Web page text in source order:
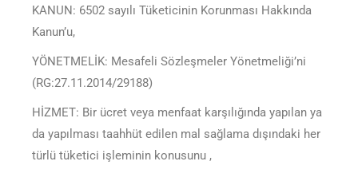
KANUN: 6502 sayılı Tüketicinin Korunması Hakkında
Kanun’u,
YÖNETMELİK: Mesafeli Sözleşmeler Yönetmeliği’ni
(RG:27.11.2014/29188)
HİZMET: Bir ücret veya menfaat karşılığında yapılan ya
da yapılması taahhüt edilen mal sağlama dışındaki her
türlü tüketici işleminin konusunu ,